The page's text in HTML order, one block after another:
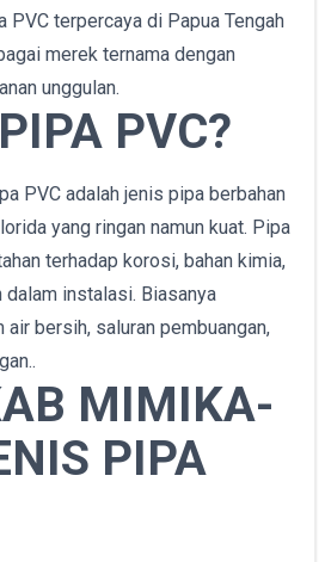
terpercaya di Papua Tengah
merek ternama dengan
unggulan.
PVC?
PVC adalah jenis pipa berbahan
yang ringan namun kuat. Pipa
terhadap korosi, bahan kimia,
dalam instalasi. Biasanya
bersih, saluran pembuangan,
MIMIKA-
PIPA